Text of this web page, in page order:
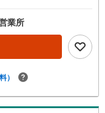
業所
）